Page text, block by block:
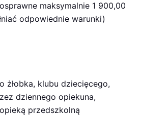
maksymalnie 1 900,00
odpowiednie warunki)
żłobka, klubu dziecięcego,
dziennego opiekuna,
przedszkolną